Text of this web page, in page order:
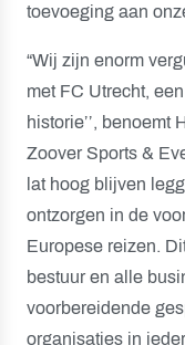
toevoeging aan
“Wij zijn enorm
met FC Utrecht,
historie’’,
Zoover Sports &
lat hoog blijven
ontzorgen in de
Europese reizen.
bestuur en alle
voorbereidende
organisaties in